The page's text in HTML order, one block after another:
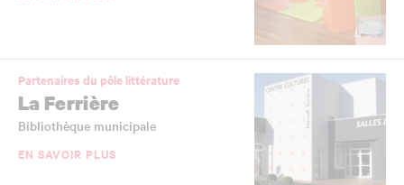
Partenaires du pôle littérature
La Ferrière
Bibliothèque municipale
EN SAVOIR PLUS